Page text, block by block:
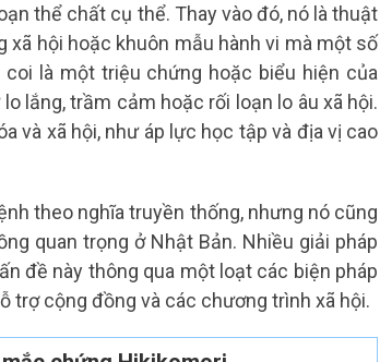
thể chất cụ thể. Thay vào đó, nó là thuật
hội hoặc khuôn mẫu hành vi mà một số
là một triệu chứng hoặc biểu hiện của
lắng, trầm cảm hoặc rối loạn lo âu xã hội.
và xã hội, như áp lực học tập và địa vị cao
theo nghĩa truyền thống, nhưng nó cũng
quan trọng ở Nhật Bản. Nhiều giải pháp
đề này thông qua một loạt các biện pháp
trợ cộng đồng và các chương trình xã hội.